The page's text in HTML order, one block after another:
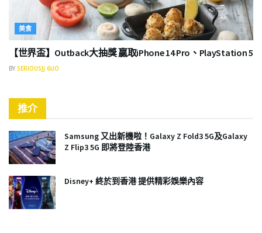
美食
【世界盃】Outback大抽獎 贏取iPhone 14 Pro、PlayStation 5
BY SERIOUSJJ 6UO
推介
Samsung 又出新機啦！Galaxy Z Fold3 5G及Galaxy
Z Flip3 5G 即將登陸香港
Disney+ 終於到香港 提供精彩娛樂內容